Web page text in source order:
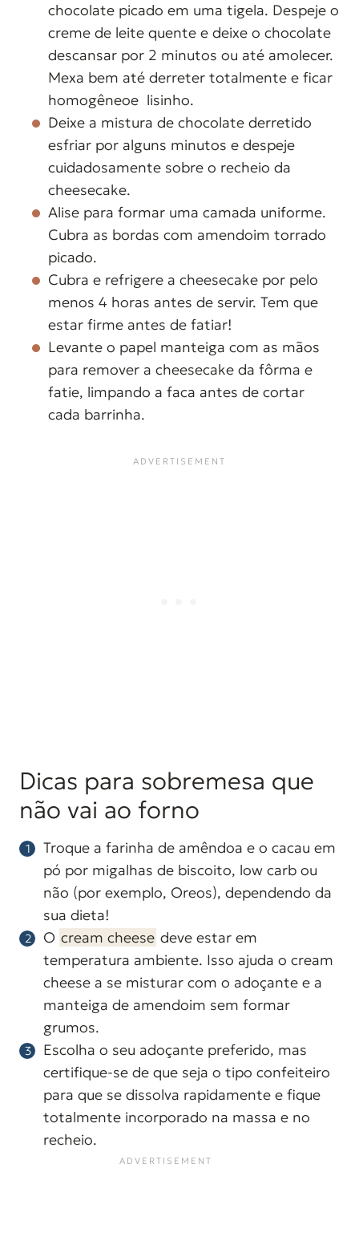
chocolate picado em uma tigela. Despeje o
creme de leite quente e deixe o chocolate
descansar por 2 minutos ou até amolecer.
Mexa bem até derreter totalmente e ficar
homogêneoe lisinho.
Deixe a mistura de chocolate derretido
esfriar por alguns minutos e despeje
cuidadosamente sobre o recheio da
cheesecake.
Alise para formar uma camada uniforme.
Cubra as bordas com amendoim torrado
picado.
Cubra e refrigere a cheesecake por pelo
menos 4 horas antes de servir. Tem que
estar firme antes de fatiar!
Levante o papel manteiga com as mãos
para remover a cheesecake da fôrma e
fatie, limpando a faca antes de cortar
cada barrinha.
Dicas para sobremesa que
não vai ao forno
Troque a farinha de amêndoa e o cacau em
pó por migalhas de biscoito, low carb ou
não (por exemplo, Oreos), dependendo da
sua dieta!
O cream cheese deve estar em
temperatura ambiente. Isso ajuda o cream
cheese a se misturar com o adoçante e a
manteiga de amendoim sem formar
grumos.
Escolha o seu adoçante preferido, mas
certifique-se de que seja o tipo confeiteiro
para que se dissolva rapidamente e fique
totalmente incorporado na massa e no
recheio.